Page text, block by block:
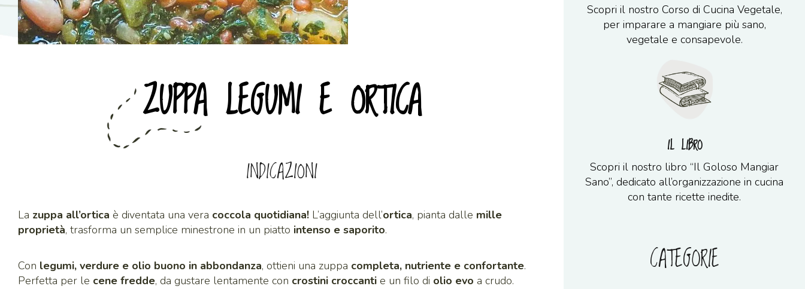
ZUPPA LEGUMI E ORTICA
INDICAZIONI
La zuppa all’ortica è diventata una vera coccola quotidiana! L’aggiunta dell’ortica, pianta dalle mille
proprietà, trasforma un semplice minestrone in un piatto intenso e saporito.
Con legumi, verdure e olio buono in abbondanza, ottieni una zuppa completa, nutriente e confortante.
Perfetta per le cene fredde, da gustare lentamente con crostini croccanti e un filo di olio evo a crudo.
Scopri il nostro Corso di Cucina Vegetale,
per imparare a mangiare più sano,
vegetale e consapevole.
IL LIBRO
Scopri il nostro libro “Il Goloso Mangiar
Sano”, dedicato all’organizzazione in cucina
con tante ricette inedite.
CATEGORIE